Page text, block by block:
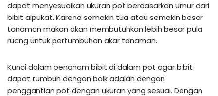
dapat menyesuaikan ukuran pot berdasarkan umur dari
bibit alpukat. Karena semakin tua atau semakin besar
tanaman makan akan membutuhkan lebih besar pula
ruang untuk pertumbuhan akar tanaman.
Kunci dalam penanam bibit di dalam pot agar bibit
dapat tumbuh dengan baik adalah dengan
penggantian pot dengan ukuran yang sesuai. Dengan